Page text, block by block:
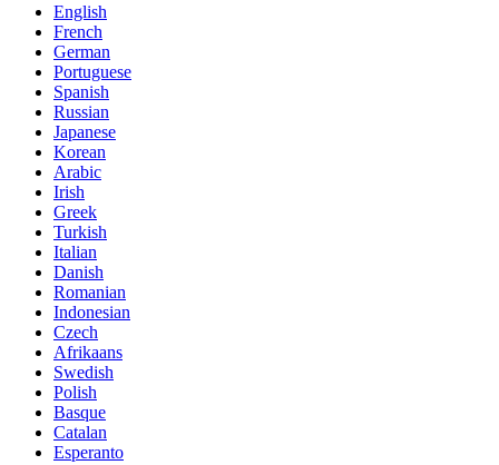
English
French
German
Portuguese
Spanish
Russian
Japanese
Korean
Arabic
Irish
Greek
Turkish
Italian
Danish
Romanian
Indonesian
Czech
Afrikaans
Swedish
Polish
Basque
Catalan
Esperanto